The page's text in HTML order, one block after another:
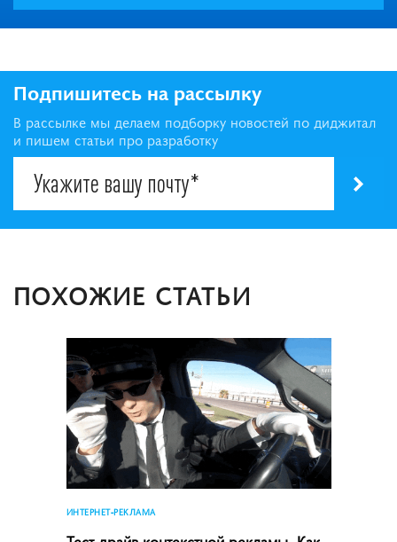
Подпишитесь на рассылку
В рассылке мы делаем подборку новостей по диджитал
и пишем статьи про разработку
ПОХОЖИЕ СТАТЬИ
ИНТЕРНЕТ-РЕКЛАМА